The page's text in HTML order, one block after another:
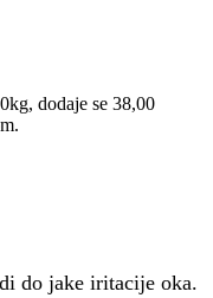
dodaje se 38,00
do jake iritacije oka.